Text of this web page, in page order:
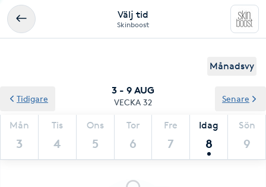
Välj tid
Skinboost
Månadsvy
3 - 9 AUG
VECKA 32
Mån
3
Tis
4
Ons
5
Tor
6
Fre
7
Idag
8
Sön
9
Tidigare Senare